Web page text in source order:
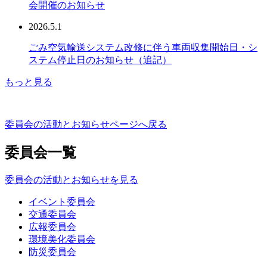
会開催のお知らせ
2026.5.1
ごみ空気輸送システム改修に伴う車両収集開始日・シ
ステム停止日のお知らせ（追記）
もっと見る
委員会の活動とお知らせページへ戻る
委員会一覧
委員会の活動とお知らせを見る
イベント委員会
交通委員会
広報委員会
環境美化委員会
防災委員会